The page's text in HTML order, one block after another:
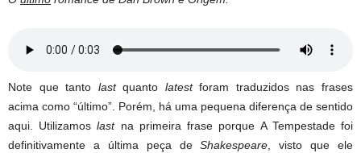
Note que tanto lastquanto latestforam traduzidos nas frases
acima como “último”. Porém, há uma pequena diferença de sentido
aqui. Utilizamoslast na primeira frase porque A Tempestade foi
definitivamente a última peça deShakespeare , visto que ele